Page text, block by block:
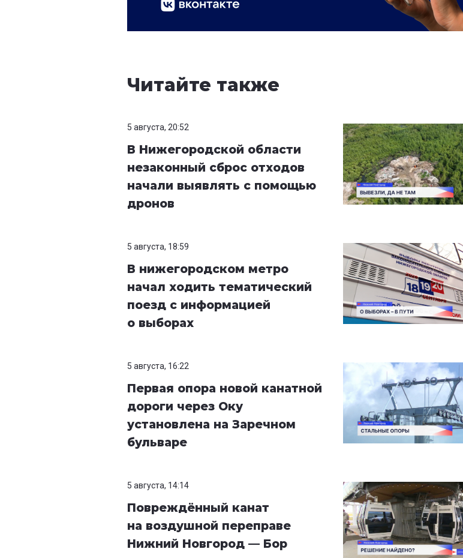
Читайте также
5 августа, 20:52
В Нижегородской области
незаконный сброс отходов
начали выявлять с помощью
дронов
5 августа, 18:59
В нижегородском метро
начал ходить тематический
поезд с информацией
о выборах
5 августа, 16:22
Первая опора новой канатной
дороги через Оку
установлена на Заречном
бульваре
5 августа, 14:14
Повреждённый канат
на воздушной переправе
Нижний Новгород — Бор